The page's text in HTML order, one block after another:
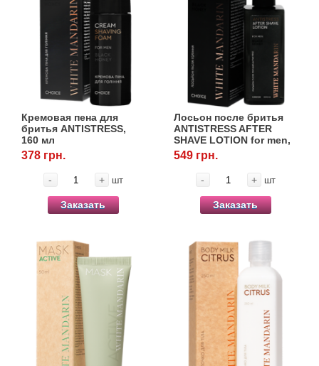
Кремовая пена для
бритья ANTISTRESS,
160 мл
378 грн.
- + шт
Заказать
Лосьон после бритья
ANTISTRESS AFTER
SHAVE LOTION for men,
200 мл
549 грн.
- + шт
Заказать